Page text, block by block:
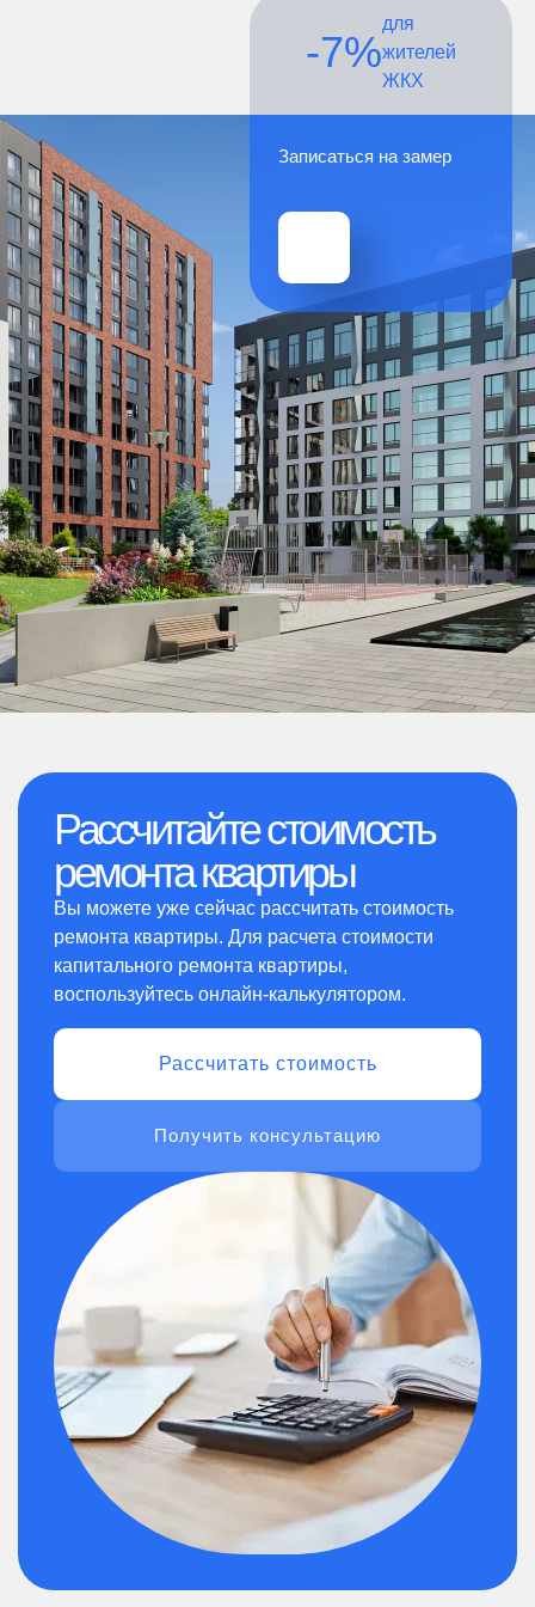
-7%
для
жителей
ЖКХ
Записаться на замер
Рассчитайте стоимость
ремонта квартиры
Вы можете уже сейчас рассчитать стоимость
ремонта квартиры. Для расчета стоимости
капитального ремонта квартиры,
воспользуйтесь онлайн-калькулятором.
Рассчитать стоимость
Получить консультацию